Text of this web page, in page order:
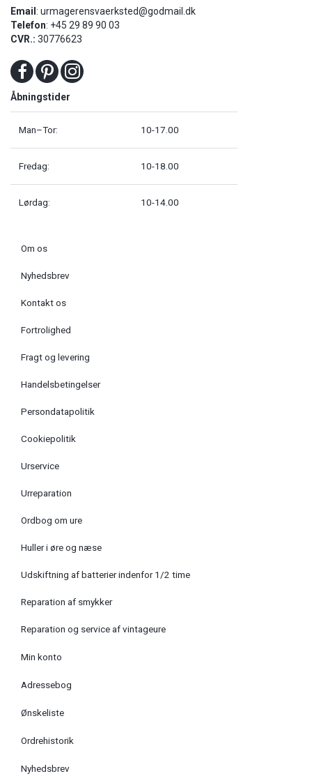
Email : urmagerensvaerksted@godmail.dk
Telefon: +45 29 89 90 03
CVR.: 30776623
Åbningstider
Man–Tor: 10-17.00
Fredag: 10-18.00
Lørdag: 10-14.00
Om os
Nyhedsbrev
Kontakt os
Fortrolighed
Fragt og levering
Handelsbetingelser
Persondatapolitik
Cookiepolitik
Urservice
Urreparation
Ordbog om ure
Huller i øre og næse
Udskiftning af batterier indenfor 1/2 time
Reparation af smykker
Reparation og service af vintageure
Min konto
Adressebog
Ønskeliste
Ordrehistorik
Nyhedsbrev